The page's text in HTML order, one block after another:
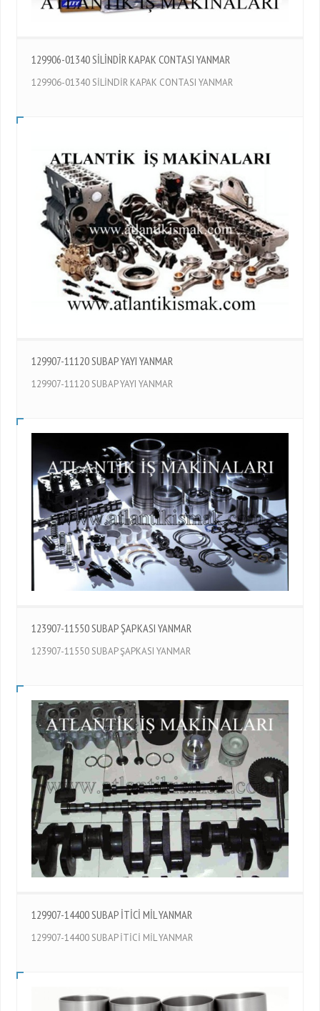
129906-01340 SİLİNDİR KAPAK CONTASI YANMAR
129906-01340 SİLİNDİR KAPAK CONTASI YANMAR
129907-11120 SUBAP YAYI YANMAR
129907-11120 SUBAP YAYI YANMAR
123907-11550 SUBAP ŞAPKASI YANMAR
123907-11550 SUBAP ŞAPKASI YANMAR
129907-14400 SUBAP İTİCİ MİL YANMAR
129907-14400 SUBAP İTİCİ MİL YANMAR